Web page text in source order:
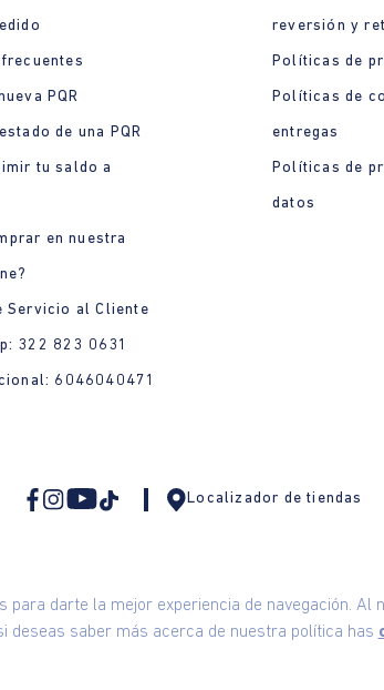
para darte la mejor experiencia de navegación. Al
deseas saber más acerca de nuestra política has
PQR
de una PQR
tu saldo a
en nuestra
Servicio al Cliente
322 823 0631
6046040471
reversión y
Políticas de
Políticas de
entregas
Políticas de
datos
Localizador de tiendas